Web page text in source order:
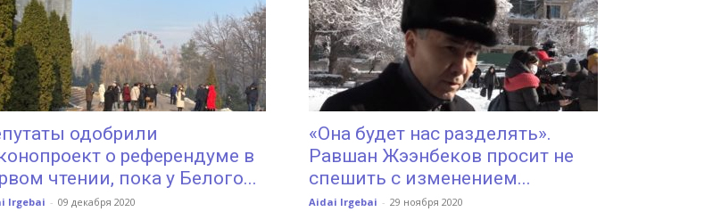
одобрили
о референдуме в
чтении, пока у Белого...
Irgebai - 09 декабря 2020
«Она будет нас разделять».
Равшан Жээнбеков просит не
спешить с изменением...
Aidai Irgebai - 29 ноября 2020